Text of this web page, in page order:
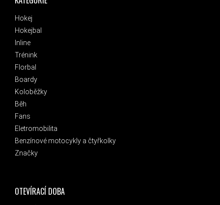
Hokej
Hokejbal
Inline
Trénink
Florbal
Boardy
Koloběžky
Běh
Fans
Eletromobilita
Benzínové motocykly a čtyřkolky
Značky
OTEVÍRACÍ DOBA